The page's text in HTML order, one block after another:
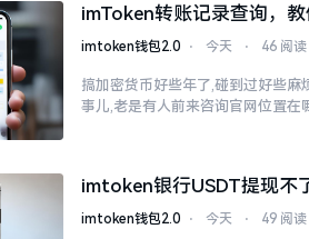
imToken转账记录查询，
imtoken钱包2.0 ⋅ 今天 ⋅ 46 阅读
搞加密货币好些年了,碰到过好些
事儿,老是有人前来咨询官网位置
imtoken银行USDT提现不
imtoken钱包2.0 ⋅ 今天 ⋅ 49 阅读